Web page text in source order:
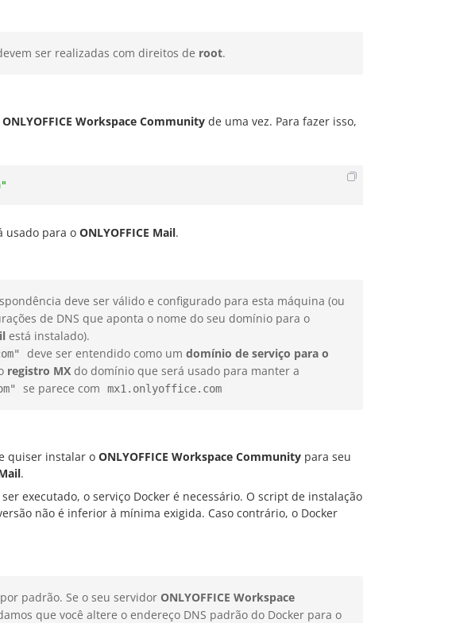
ser realizadas com direitos de root.
ONLYOFFICE Workspace Community de uma vez. Para fazer isso,
usado para o ONLYOFFICE Mail.
deve ser válido e configurado para esta máquina (ou
de DNS que aponta o nome do seu domínio para o
está instalado).
deve ser entendido como um domínio de serviço para o
registro MX do domínio que será usado para manter a
se parece com mx1.onlyoffice.com
quiser instalar o ONLYOFFICE Workspace Community para seu
.
ser executado, o serviço Docker é necessário. O script de instalação
não é inferior à mínima exigida. Caso contrário, o Docker
padrão. Se o seu servidor ONLYOFFICE Workspace
que você altere o endereço DNS padrão do Docker para o